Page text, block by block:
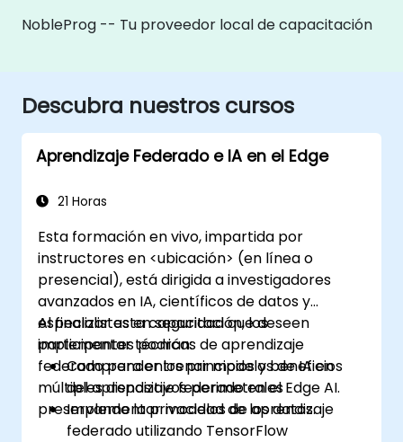
NobleProg -- Tu proveedor local de capacitación
Descubra nuestros cursos
Aprendizaje Federado e IA en el Edge
21 Horas
Esta formación en vivo, impartida por
instructores en <ubicación> (en línea o
presencial), está dirigida a investigadores
avanzados en IA, científicos de datos y
especialistas en seguridad que deseen
implementar técnicas de aprendizaje
federado para entrenar modelos de IA en
múltiples dispositivos perimetrales
preservando la privacidad de los datos.
Al finalizar esta capacitación, los
participantes podrán:
Comprender los principios y beneficios
del aprendizaje federado en el Edge AI.
Implementar modelos de aprendizaje
federado utilizando TensorFlow